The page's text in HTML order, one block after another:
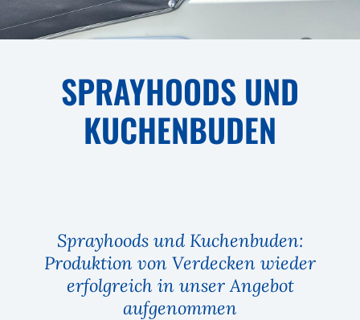
SPRAYHOODS UND
KUCHENBUDEN
Sprayhoods und Kuchenbuden:
Produktion von Verdecken wieder
erfolgreich in unser Angebot
aufgenommen